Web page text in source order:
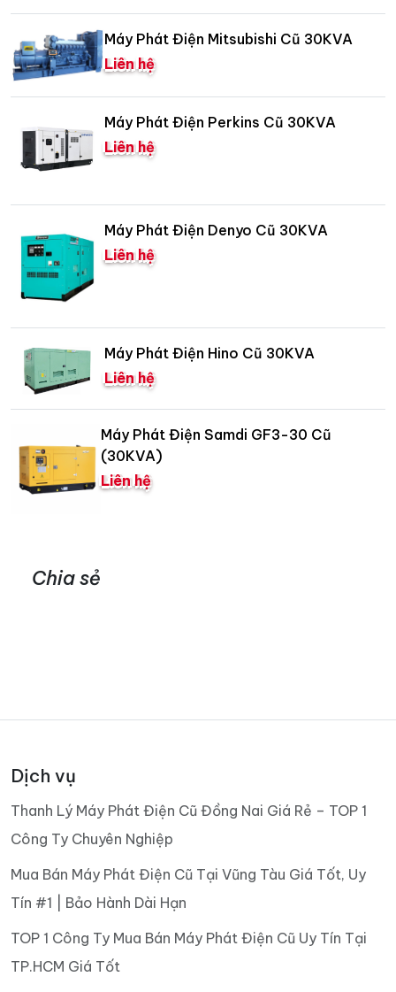
Máy Phát Điện Mitsubishi Cũ 30KVA
Liên hệ
Máy Phát Điện Perkins Cũ 30KVA
Liên hệ
Máy Phát Điện Denyo Cũ 30KVA
Liên hệ
Máy Phát Điện Hino Cũ 30KVA
Liên hệ
Máy Phát Điện Samdi GF3-30 Cũ
(30KVA)
Liên hệ
Chia sẻ
Dịch vụ
Thanh Lý Máy Phát Điện Cũ Đồng Nai Giá Rẻ – TOP 1
Công Ty Chuyên Nghiệp
Mua Bán Máy Phát Điện Cũ Tại Vũng Tàu Giá Tốt, Uy
Tín #1 | Bảo Hành Dài Hạn
TOP 1 Công Ty Mua Bán Máy Phát Điện Cũ Uy Tín Tại
TP.HCM Giá Tốt